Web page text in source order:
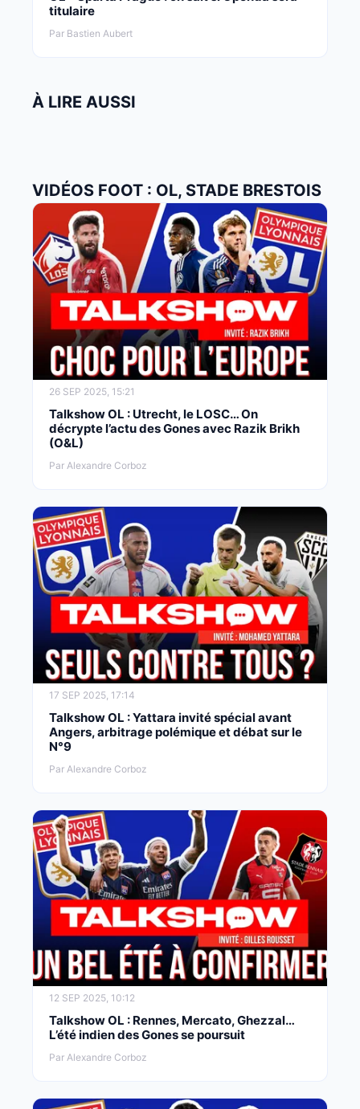
titulaire
Par Bastien Aubert
À LIRE AUSSI
VIDÉOS FOOT : OL, STADE BRESTOIS
26 SEP 2025, 15:21
Talkshow OL : Utrecht, le LOSC… On
décrypte l’actu des Gones avec Razik Brikh
(O&L)
Par Alexandre Corboz
17 SEP 2025, 17:14
Talkshow OL : Yattara invité spécial avant
Angers, arbitrage polémique et débat sur le
N°9
Par Alexandre Corboz
12 SEP 2025, 10:12
Talkshow OL : Rennes, Mercato, Ghezzal…
L’été indien des Gones se poursuit
Par Alexandre Corboz